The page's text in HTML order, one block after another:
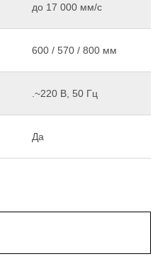
до 17 000 мм/c
600 / 570 / 800 мм
.~220 В, 50 Гц
Да